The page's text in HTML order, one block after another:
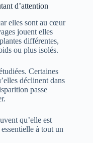
d’attention
elles sont au cœur
jouent elles
différentes,
ou plus isolés.
Certaines
déclinent dans
passe
qu’elle est
à tout un